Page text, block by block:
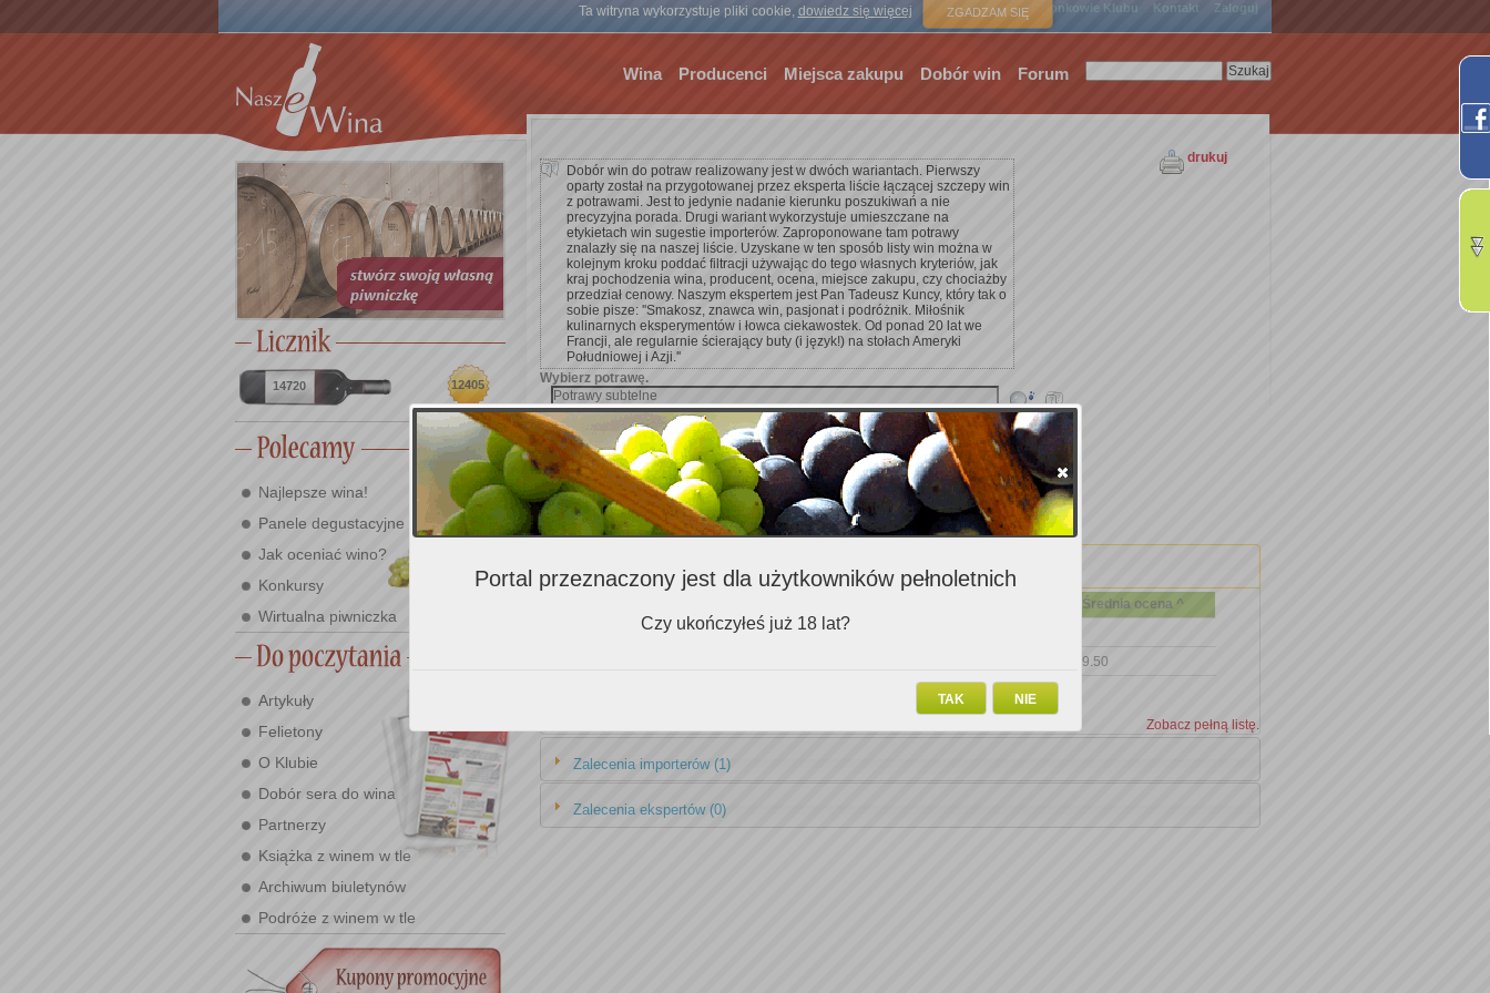
Ta witryna wykorzystuje pliki cookie, dowiedz się więcej ZGADZAM SIĘ
Strona główna Członkowie Klubu Kontakt Zaloguj
Wina Producenci Miejsca zakupu Dobór win Forum
14720 12405
Najlepsze wina!
Panele degustacyjne
Jak oceniać wino?
Konkursy
Wirtualna piwniczka
Artykuły
Felietony
O Klubie
Dobór sera do wina
Partnerzy
Książka z winem w tle
Archiwum biuletynów
Podróże z winem w tle
drukuj
Dobór win do potraw realizowany jest w dwóch wariantach. Pierwszy
oparty został na przygotowanej przez eksperta liście łączącej szczepy win
z potrawami. Jest to jedynie nadanie kierunku poszukiwań a nie
precyzyjna porada. Drugi wariant wykorzystuje umieszczane na
etykietach win sugestie importerów. Zaproponowane tam potrawy
znalazły się na naszej liście. Uzyskane w ten sposób listy win można w
kolejnym kroku poddać filtracji używając do tego własnych kryteriów, jak
kraj pochodzenia wina, producent, ocena, miejsce zakupu, czy chociażby
przedział cenowy. Naszym ekspertem jest Pan Tadeusz Kuncy, który tak o
sobie pisze: ''Smakosz, znawca win, pasjonat i podróżnik. Miłośnik
kulinarnych eksperymentów i łowca ciekawostek. Od ponad 20 lat we
Francji, ale regularnie ścierający buty (i język!) na stołach Ameryki
Południowej i Azji.''
Wybierz potrawę.
Dodaj kryterium wyszukiwania.
Zalecenia Klubowiczów (1)
Średnia ocena ^
9.50
Zobacz pełną listę.
Zalecenia importerów (1)
Zalecenia ekspertów (0)
Portal przeznaczony jest dla użytkowników pełnoletnich
Czy ukończyłeś już 18 lat?
NIE
TAK